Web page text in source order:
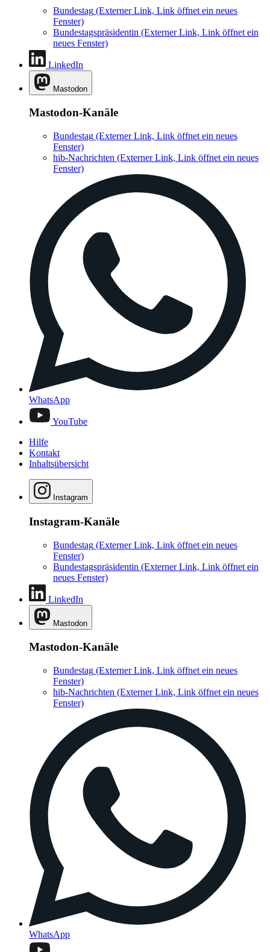
Bundestag (Externer Link, Link öffnet ein neues
Fenster)
Bundestagspräsidentin (Externer Link, Link öffnet ein
neues Fenster)
LinkedIn
Mastodon
Mastodon-Kanäle
Bundestag (Externer Link, Link öffnet ein neues
Fenster)
hib-Nachrichten (Externer Link, Link öffnet ein neues
Fenster)
WhatsApp
YouTube
Hilfe
Kontakt
Inhaltsübersicht
Instagram
Instagram-Kanäle
Bundestag (Externer Link, Link öffnet ein neues
Fenster)
Bundestagspräsidentin (Externer Link, Link öffnet ein
neues Fenster)
LinkedIn
Mastodon
Mastodon-Kanäle
Bundestag (Externer Link, Link öffnet ein neues
Fenster)
hib-Nachrichten (Externer Link, Link öffnet ein neues
Fenster)
WhatsApp